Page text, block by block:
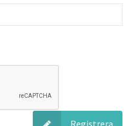
Registrera